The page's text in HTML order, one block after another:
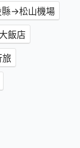
縣→松山機場
飯店
旅